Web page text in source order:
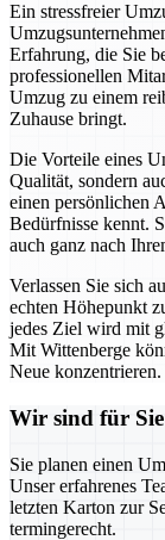
Ein stressfreier
Erfahrung, die Sie
professionellen
Umzug zu einem
Zuhause bringt.
Die Vorteile eines
Qualität, sondern
einen persönlichen
Bedürfnisse kennt.
auch ganz nach
Verlassen Sie sich
echten Höhepunkt
jedes Ziel wird mit
Mit Wittenberge
Neue konzentrieren.
Wir sind für
Sie planen einen
Unser erfahrenes
letzten Karton zur
termingerecht.